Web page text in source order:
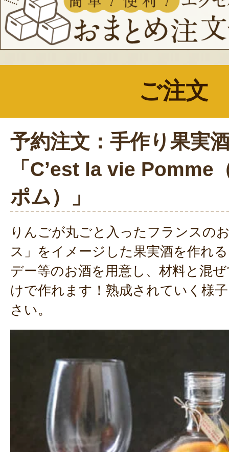
ご注文
予約注文：手作り果実
「C’est la vie Pomme
ポム）」
りんごが丸ごと入ったフランスの
ス」をイメージした果実酒を作れ
デー等のお酒を用意し、材料と混
けで作れます！熟成されていく様
さい。